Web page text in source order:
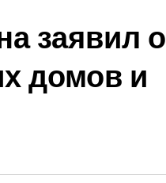
заявил о
домов и